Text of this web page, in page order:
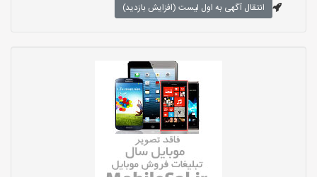
انتقال آگهی به اول لیست (افزایش بازدید)